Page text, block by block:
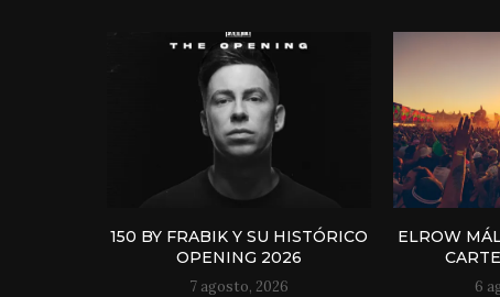
150 BY FRABIK Y SU HISTÓRICO
OPENING 2026
7 agosto, 2026
ELROW
6